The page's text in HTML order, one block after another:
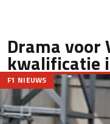
Drama voor
kwalificatie
F1 NIEUWS